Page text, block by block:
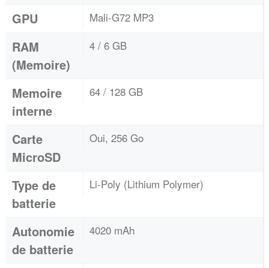
GPU Mali-G72 MP3
RAM
(Memoire)
4 / 6 GB
Memoire
interne
64 / 128 GB
Carte
MicroSD
Oui, 256 Go
Type de
batterie
Li-Poly (Lithium Polymer)
Autonomie
de batterie
4020 mAh